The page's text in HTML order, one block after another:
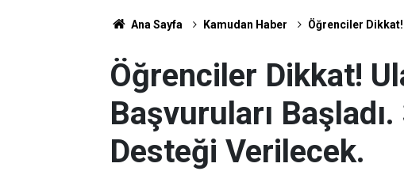
Ana Sayfa Kamudan Haber Öğrenciler Dikkat!
Öğrenciler Dikkat!
Başvuruları
Desteği Verilecek.